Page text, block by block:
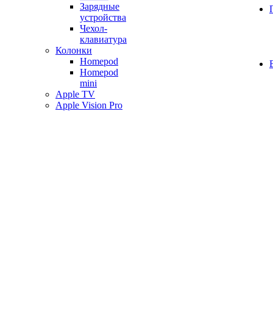
Зарядные
устройства
Чехол-
клавиатура
Колонки
Homepod
Homepod
mini
Apple TV
Apple Vision Pro